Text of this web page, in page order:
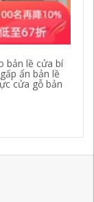
bản lề cửa bí
ẩn bản lề
cửa gỗ bản